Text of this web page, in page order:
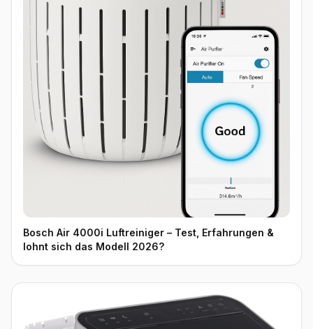
Bosch Air 4000i Luftreiniger – Test, Erfahrungen &
lohnt sich das Modell 2026?